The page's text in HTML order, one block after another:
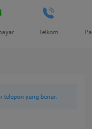
Telkom
telepon yang benar.